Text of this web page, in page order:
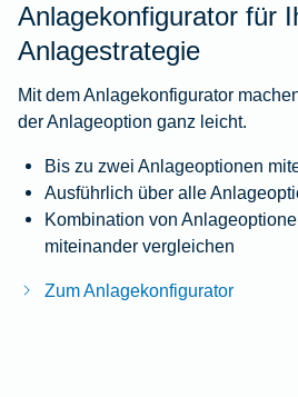
Anlagekonfigurator für
Anlagestrategie
Mit dem Anlagekonfigurator
der Anlageoption ganz leicht.
Bis zu zwei Anlageoptionen
Ausführlich über alle
Kombination von
miteinander vergleichen
Zum Anlagekonfigurator